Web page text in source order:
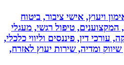
ויעוץ, אישי ציבור, ביטוח
טיפול רגשי, מעגלי
דין, פיננסים וליווי כלכלי,
ומדיה, שירות יעוץ לאזרח,